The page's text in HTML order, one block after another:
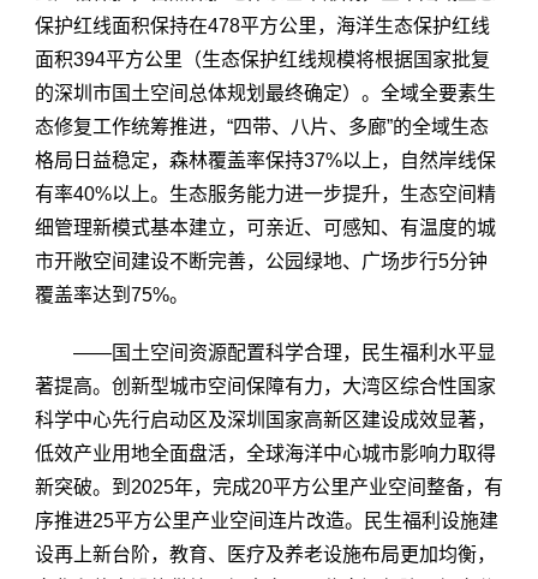
保护红线面积保持在478平方公里，海洋生态保护红线
面积394平方公里（生态保护红线规模将根据国家批复
的深圳市国土空间总体规划最终确定）。全域全要素生
态修复工作统筹推进，“四带、八片、多廊”的全域生态
格局日益稳定，森林覆盖率保持37%以上，自然岸线保
有率40%以上。生态服务能力进一步提升，生态空间精
细管理新模式基本建立，可亲近、可感知、有温度的城
市开敞空间建设不断完善，公园绿地、广场步行5分钟
覆盖率达到75%。
——国土空间资源配置科学合理，民生福利水平显
著提高。创新型城市空间保障有力，大湾区综合性国家
科学中心先行启动区及深圳国家高新区建设成效显著，
低效产业用地全面盘活，全球海洋中心城市影响力取得
新突破。到2025年，完成20平方公里产业空间整备，有
序推进25平方公里产业空间连片改造。民生福利设施建
设再上新台阶，教育、医疗及养老设施布局更加均衡，